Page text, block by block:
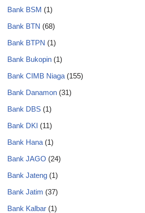
Bank BSM (1)
Bank BTN (68)
Bank BTPN (1)
Bank Bukopin (1)
Bank CIMB Niaga (155)
Bank Danamon (31)
Bank DBS (1)
Bank DKI (11)
Bank Hana (1)
Bank JAGO (24)
Bank Jateng (1)
Bank Jatim (37)
Bank Kalbar (1)